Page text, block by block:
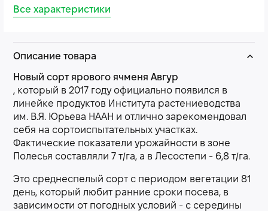
Все характеристики
Описание товара
Новый сорт ярового ячменя Авгур
, который в 2017 году официально появился в
линейке продуктов Института растениеводства
им. В.Я. Юрьева НААН и отлично зарекомендовал
себя на сортоиспытательных участках.
Фактические показатели урожайности в зоне
Полесья составляли 7 т/га, а в Лесостепи - 6,8 т/га.
Это среднеспелый сорт с периодом вегетации 81
день, который любит ранние сроки посева, в
зависимости от погодных условий - с середины